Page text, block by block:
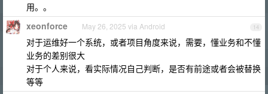
用。。
14
xeonforce May 26, 2025 via Android
对于运维好一个系统，或者项目角度来说，需要，懂业务和不懂
业务的差别很大
对于个人来说，看实际情况自己判断，是否有前途或者会被替换
等等